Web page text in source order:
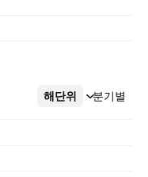
해단위 분기별
더보기